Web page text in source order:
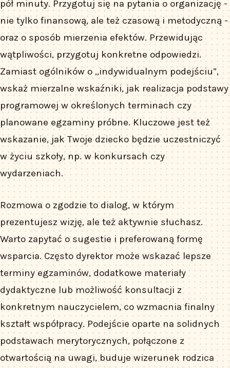
pół minuty. Przygotuj się na pytania o organizację -
nie tylko finansową, ale też czasową i metodyczną -
oraz o sposób mierzenia efektów. Przewidując
wątpliwości, przygotuj konkretne odpowiedzi.
Zamiast ogólników o „indywidualnym podejściu”,
wskaż mierzalne wskaźniki, jak realizacja podstawy
programowej w określonych terminach czy
planowane egzaminy próbne. Kluczowe jest też
wskazanie, jak Twoje dziecko będzie uczestniczyć
w życiu szkoły, np. w konkursach czy
wydarzeniach.
Rozmowa o zgodzie to dialog, w którym
prezentujesz wizję, ale też aktywnie słuchasz.
Warto zapytać o sugestie i preferowaną formę
wsparcia. Często dyrektor może wskazać lepsze
terminy egzaminów, dodatkowe materiały
dydaktyczne lub możliwość konsultacji z
konkretnym nauczycielem, co wzmacnia finalny
kształt współpracy. Podejście oparte na solidnych
podstawach merytorycznych, połączone z
otwartością na uwagi, buduje wizerunek rodzica